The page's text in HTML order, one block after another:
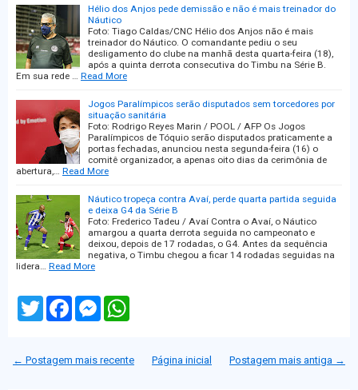
Hélio dos Anjos pede demissão e não é mais treinador do
Náutico
Foto: Tiago Caldas/CNC Hélio dos Anjos não é mais
treinador do Náutico. O comandante pediu o seu
desligamento do clube na manhã desta quarta-feira (18),
após a quinta derrota consecutiva do Timbu na Série B.
Em sua rede … Read More
Jogos Paralímpicos serão disputados sem torcedores por
situação sanitária
Foto: Rodrigo Reyes Marin / POOL / AFP Os Jogos
Paralímpicos de Tóquio serão disputados praticamente a
portas fechadas, anunciou nesta segunda-feira (16) o
comitê organizador, a apenas oito dias da cerimônia de
abertura,… Read More
Náutico tropeça contra Avaí, perde quarta partida seguida
e deixa G4 da Série B
Foto: Frederico Tadeu / Avaí Contra o Avaí, o Náutico
amargou a quarta derrota seguida no campeonato e
deixou, depois de 17 rodadas, o G4. Antes da sequência
negativa, o Timbu chegou a ficar 14 rodadas seguidas na
lidera… Read More
T
w
e
F
o
M
n
A
← Postagem mais recente Postagem mais antiga →
Página inicial